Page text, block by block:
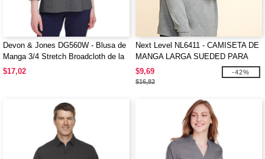
Devon & Jones DG560W - Blusa de
Manga 3/4 Stretch Broadcloth de la
Colección Ladies Crown
$17,02
Next Level NL6411 - CAMISETA DE
MANGA LARGA SUEDED PARA
HOMBRE
$9,69
$16,82
-42%